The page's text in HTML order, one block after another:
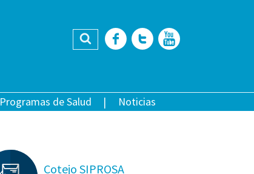
Buscar Facebook
Twitter
Programas de Salud Noticias
Cotejo SIPROSA